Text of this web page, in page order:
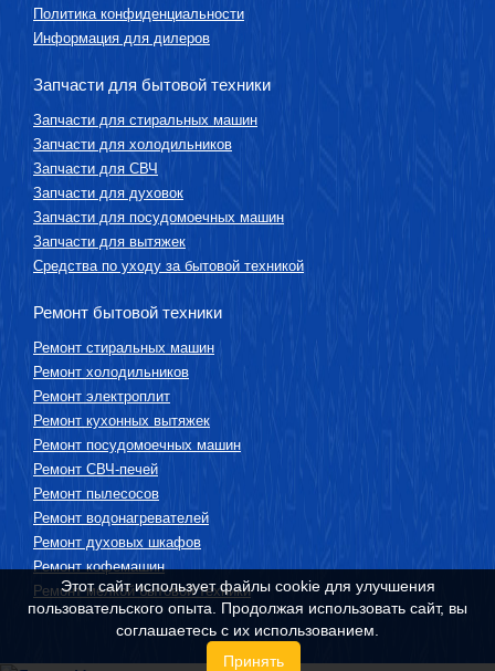
Политика конфиденциальности
Информация для дилеров
Запчасти для бытовой техники
Запчасти для стиральных машин
Запчасти для холодильников
Запчасти для СВЧ
Запчасти для духовок
Запчасти для посудомоечных машин
Запчасти для вытяжек
Средства по уходу за бытовой техникой
Ремонт бытовой техники
Ремонт стиральных машин
Ремонт холодильников
Ремонт электроплит
Ремонт кухонных вытяжек
Ремонт посудомоечных машин
Ремонт СВЧ-печей
Ремонт пылесосов
Ремонт водонагревателей
Ремонт духовых шкафов
Ремонт кофемашин
Ремонт мелкой бытовой техники
Этот сайт использует файлы cookie для улучшения
пользовательского опыта. Продолжая использовать сайт, вы
соглашаетесь с их использованием.
Принять